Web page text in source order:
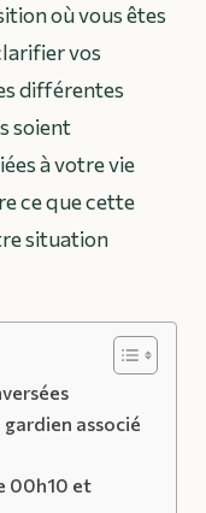
où vous êtes
vos
différentes
soient
à votre vie
ce que cette
situation
associé
00h10 et